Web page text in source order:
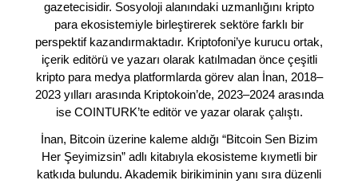
gazetecisidir. Sosyoloji alanındaki uzmanlığını kripto
para ekosistemiyle birleştirerek sektöre farklı bir
perspektif kazandırmaktadır. Kriptofoni’ye kurucu ortak,
içerik editörü ve yazarı olarak katılmadan önce çeşitli
kripto para medya platformlarda görev alan İnan, 2018–
2023 yılları arasında Kriptokoin’de, 2023–2024 arasında
ise COINTURK’te editör ve yazar olarak çalıştı.
İnan, Bitcoin üzerine kaleme aldığı “Bitcoin Sen Bizim
Her Şeyimizsin” adlı kitabıyla ekosisteme kıymetli bir
katkıda bulundu. Akademik birikiminin yanı sıra düzenli